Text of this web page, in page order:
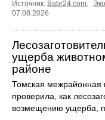
Источник: Babr24.com.
07.08.2026
ущерба
районе
Томская межрайонная
проверила, как
возмещению ущерба,